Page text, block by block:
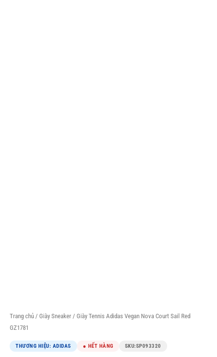
Trang chủ / Giày Sneaker / Giày Tennis Adidas Vegan Nova Court Sail Red
GZ1781
THƯƠNG HIỆU: ADIDAS ● HẾT HÀNG SKU:SP093320